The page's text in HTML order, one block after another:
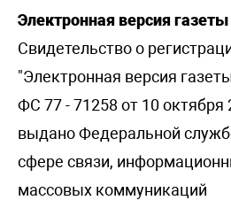
Электронная версия
Свидетельство о
"Электронная версия
ФС 77 - 71258 от 10 октября
выдано Федеральной
сфере связи,
массовых коммуникаций